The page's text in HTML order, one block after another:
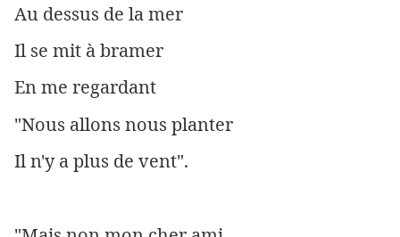
Au dessus de la mer
Il se mit à bramer
En me regardant
"Nous allons nous planter
Il n'y a plus de vent".